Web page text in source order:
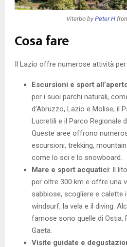
Viterbo by Peter H
Cosa fare
Il Lazio offre numerose attività
Escursioni e sport
per i suoi parchi naturali,
d’Abruzzo, Lazio e Molise, il
Lucretili e il Parco Regionale
Queste aree offrono
escursioni, trekking,
come lo sci e lo snowboard.
Mare e sport acquatici: Il
per oltre 300 km e offre una
sabbiose, scogliere e calette
windsurf, la vela e il diving.
famose sono quelle di Ostia,
Gaeta.
Visite guidate e